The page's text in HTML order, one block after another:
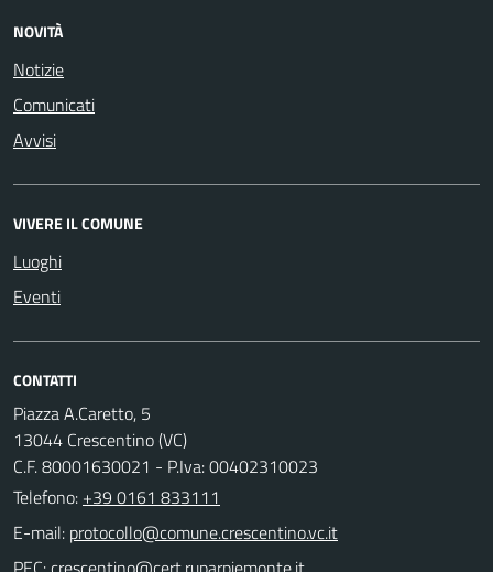
NOVITÀ
Notizie
Comunicati
Avvisi
VIVERE IL COMUNE
Luoghi
Eventi
CONTATTI
Piazza A.Caretto, 5
13044 Crescentino (VC)
C.F. 80001630021 - P.Iva: 00402310023
Telefono: +39 0161 833111
E-mail: